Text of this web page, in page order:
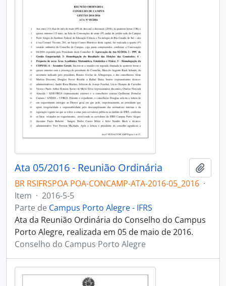
Ata 05/2016 - Reunião Ordinária
BR RSIFRSPOA POA-CONCAMP-ATA-2016-05_2016 ·
Item · 2016-5-5
Parte de Campus Porto Alegre - IFRS
Ata da Reunião Ordinária do Conselho do Campus
Porto Alegre, realizada em 05 de maio de 2016.
Conselho do Campus Porto Alegre